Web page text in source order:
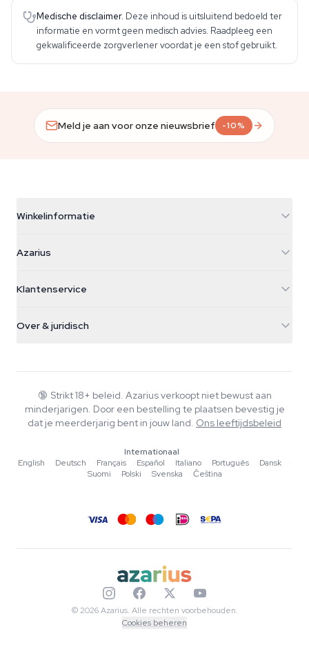
Medische disclaimer. Deze inhoud is uitsluitend bedoeld ter
informatie en vormt geen medisch advies. Raadpleeg een
gekwalificeerde zorgverlener voordat je een stof gebruikt.
Meld je aan voor onze nieuwsbrief -10%
Winkelinformatie
Galvaniweg 11
Nederland
+31(0)204897914
Azarius
Smokeshop
Klantenservice
Retourbeleid
Veelgestelde vragen
Privacybeleid
Over & juridisch
Wiki
Schrijvers
Tools & Calculators
🔞 Strikt 18+ beleid. Azarius verkoopt niet bewust aan
minderjarigen. Door een bestelling te plaatsen bevestig je
dat je meerderjarig bent in jouw land. Ons leeftijdsbeleid
Internationaal
English
·Deutsch ·Français ·Español ·Italiano ·Português ·Dansk
·
Suomi
·Polski ·Svenska ·Čeština
© 2026 Azarius. Alle rechten voorbehouden.
Cookies beheren